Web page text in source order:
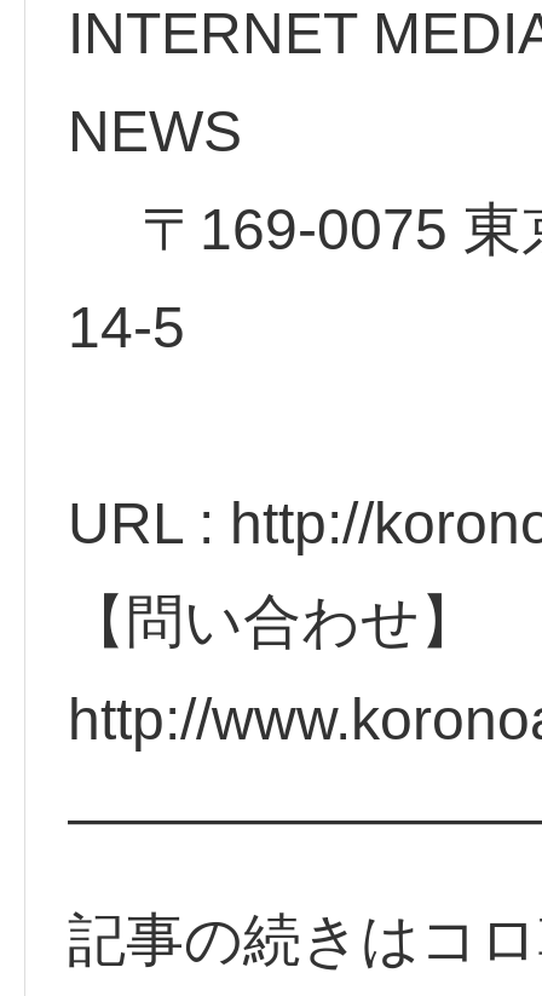
INTERNET
〒169-0075 東
URL : http://
【問い合わせ】
http://
記事の続きはコ